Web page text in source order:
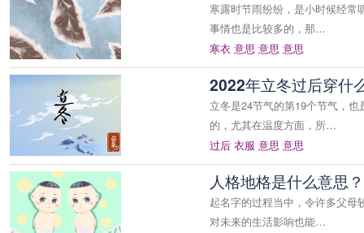
寒露时节雨纷纷，是小时候经常
事情也是比较多的，那…
寒衣 意思 意思 意思
2022年立冬过后穿什
立冬是24节气的第19个节气，
的，尤其在温度方面，所…
过后 衣服 意思 意思
人格地格是什么意思
起名字的过程当中，令许多父
对未来的生活影响也能…